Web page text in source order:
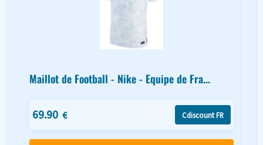
Maillot de Football - Nike - Equipe de Fra...
69.90 € Cdiscount FR